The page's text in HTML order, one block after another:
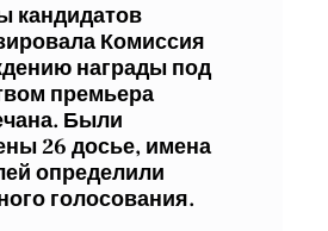
кандидатов
Комиссия
награды под
премьера
Были
26 досье, имена
определили
голосования.